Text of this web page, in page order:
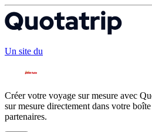
Un site du
Créer votre voyage sur mesure avec
sur mesure directement dans votre
partenaires.